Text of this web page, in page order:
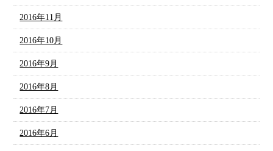
2016年11月
2016年10月
2016年9月
2016年8月
2016年7月
2016年6月